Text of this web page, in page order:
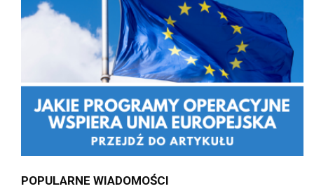
POPULARNE WIADOMOŚCI